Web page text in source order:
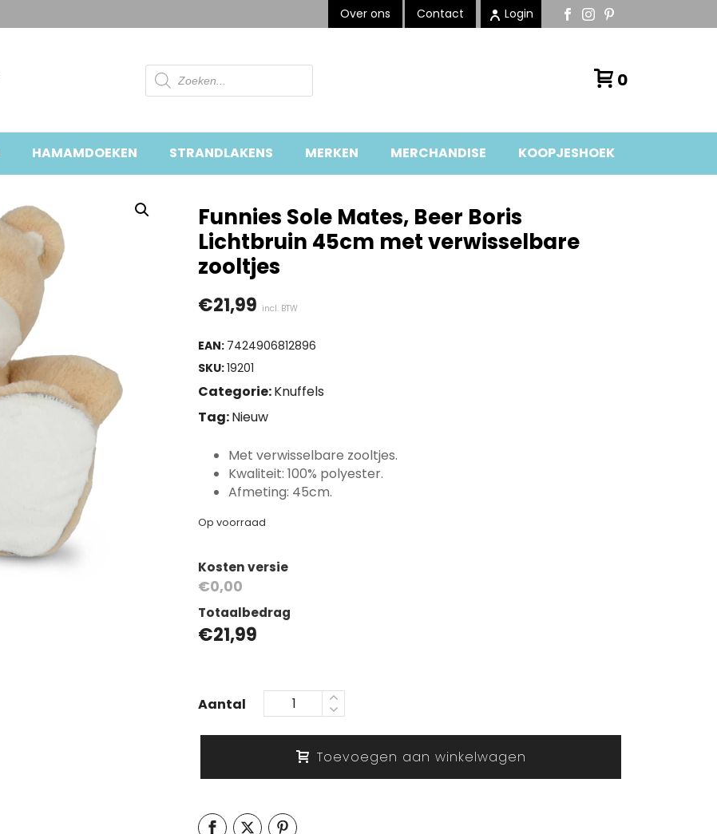
Over ons Contact Login
Producten
zoeken 0
HAMAMDOEKEN STRANDLAKENS MERKEN MERCHANDISE KOOPJESHOEK
Funnies Sole Mates, Beer Boris
Lichtbruin 45cm met verwisselbare
zooltjes
€21,99 incl. BTW
EAN: 7424906812896
SKU:19201
Categorie:Knuffels
Tag:Nieuw
Met verwisselbare zooltjes.
Kwaliteit: 100% polyester.
Afmeting: 45cm.
Op voorraad
Kosten versie
€0,00
Totaalbedrag
€21,99
Aantal
Toevoegen aan winkelwagen